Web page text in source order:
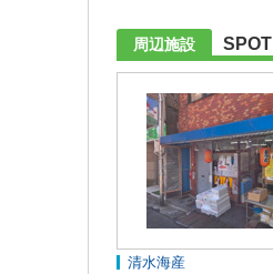
周辺施設 SPOT
清水海産